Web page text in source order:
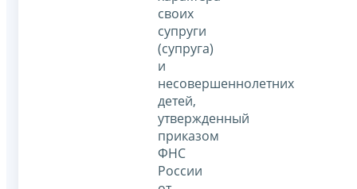
своих
супруги
(супруга)
и
несовершеннолетних
детей,
утвержденный
приказом
ФНС
России